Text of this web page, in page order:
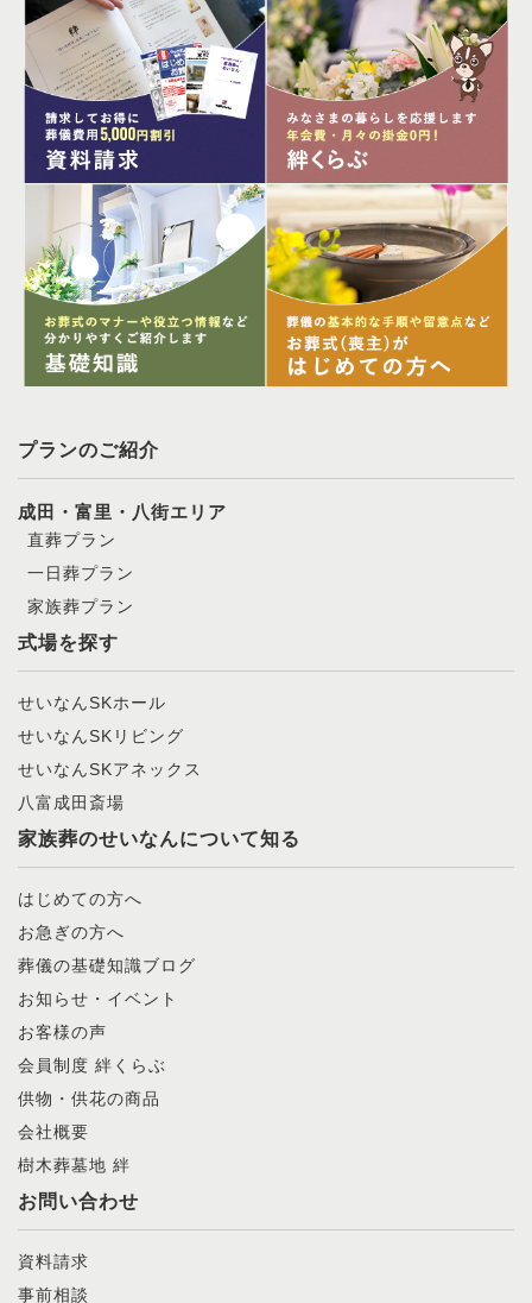
プランのご紹介
成田・富里・八街エリア
直葬プラン
一日葬プラン
家族葬プラン
式場を探す
せいなんSKホール
せいなんSKリビング
せいなんSKアネックス
八富成田斎場
家族葬のせいなんについて知る
はじめての方へ
お急ぎの方へ
葬儀の基礎知識ブログ
お知らせ・イベント
お客様の声
会員制度 絆くらぶ
供物・供花の商品
会社概要
樹木葬墓地 絆
お問い合わせ
資料請求
事前相談